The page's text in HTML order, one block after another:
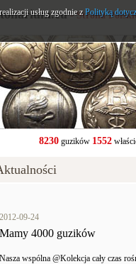
- Strona
8230guzików 1552
2012-09-24
Mamy 4000 guzików
Nasza wspólna @Kolekcja cały czas
usług zgodnie zPolityką